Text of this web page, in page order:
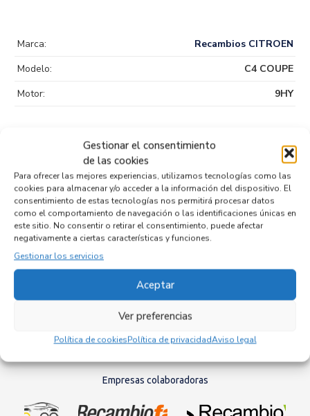
Gestionar el consentimiento
de las cookies
Para ofrecer las mejores experiencias, utilizamos tecnologías como las
cookies para almacenar y/o acceder a la información del dispositivo. El
consentimiento de estas tecnologías nos permitirá procesar datos
como el comportamiento de navegación o las identificaciones únicas en
este sitio. No consentir o retirar el consentimiento, puede afectar
negativamente a ciertas características y funciones.
Gestionar los servicios
Aceptar
Ver preferencias
Política de cookiesPolítica de privacidadAviso legal
Marca:
Recambios CITROEN
Modelo:
C4 COUPE
Motor:
9HY
Productos relacionados
CENTRALITA MOTOR UCE 9644692380
Recambios CITROEN
Referencia ID: 145339
42,95€ (IVA no incluído)
Empresas colaboradoras